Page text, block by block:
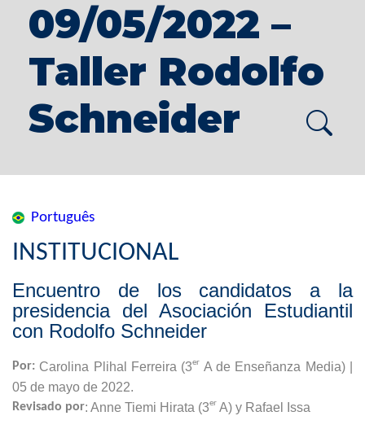
09/05/2022 –
Taller Rodolfo
Schneider
Português
INSTITUCIONAL
Encuentro de los candidatos a la
presidencia del Asociación Estudiantil
con Rodolfo Schneider
Por: Carolina Plihal Ferreira (3er A de Enseñanza Media) |
05 de mayo de 2022.
Revisado por: Anne Tiemi Hirata (3er A) y Rafael Issa